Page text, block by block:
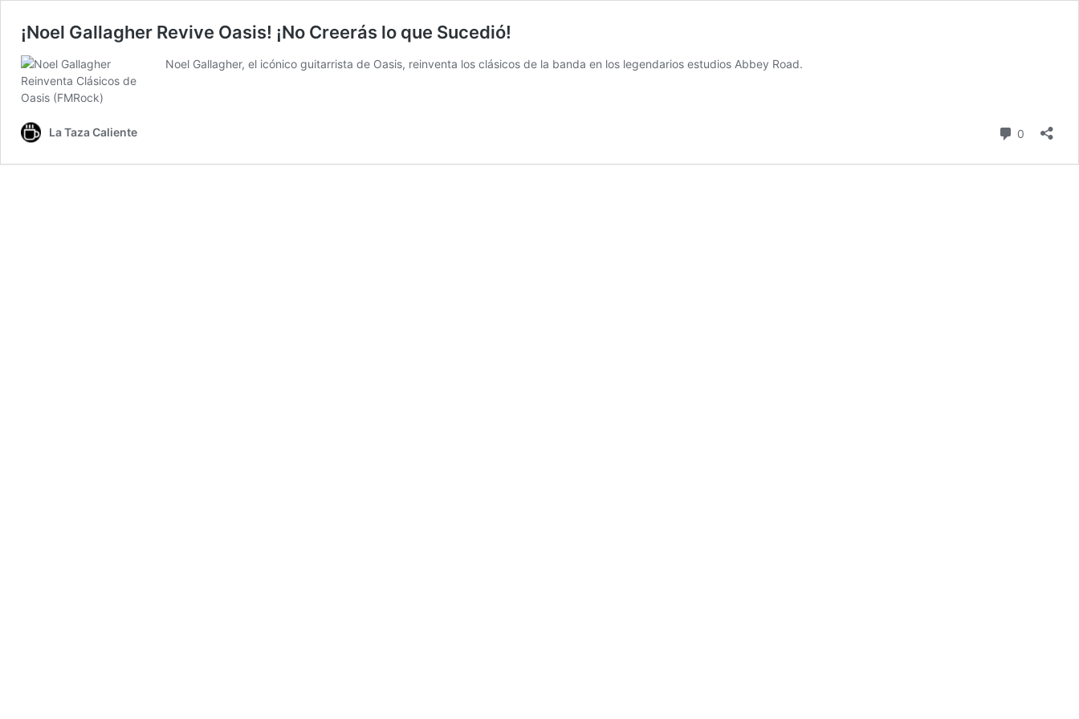
¡Noel Gallagher Revive Oasis! ¡No Creerás lo que Sucedió!
Noel Gallagher, el icónico guitarrista de Oasis, reinventa los clásicos de la banda en los legendarios estudios Abbey Road.
La Taza Caliente 0